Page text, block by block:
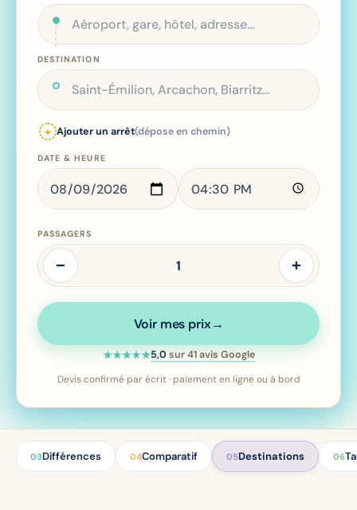
DESTINATION
+ Ajouter un arrêt(dépose en chemin)
DATE & HEURE
PASSAGERS
− 1 +
Voir mes prix→
★★★★★Note 5 étoiles sur 5 —
5,0 sur41avis Google
Devis confirmé par écrit · paiement en ligne ou à bord
03Différences 04Comparatif 05Destinations 06